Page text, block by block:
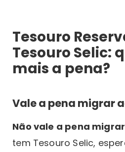
Tesouro
Tesouro Selic:
mais a pena?
Vale a pena migrar
Não vale a pena
tem Tesouro Selic,